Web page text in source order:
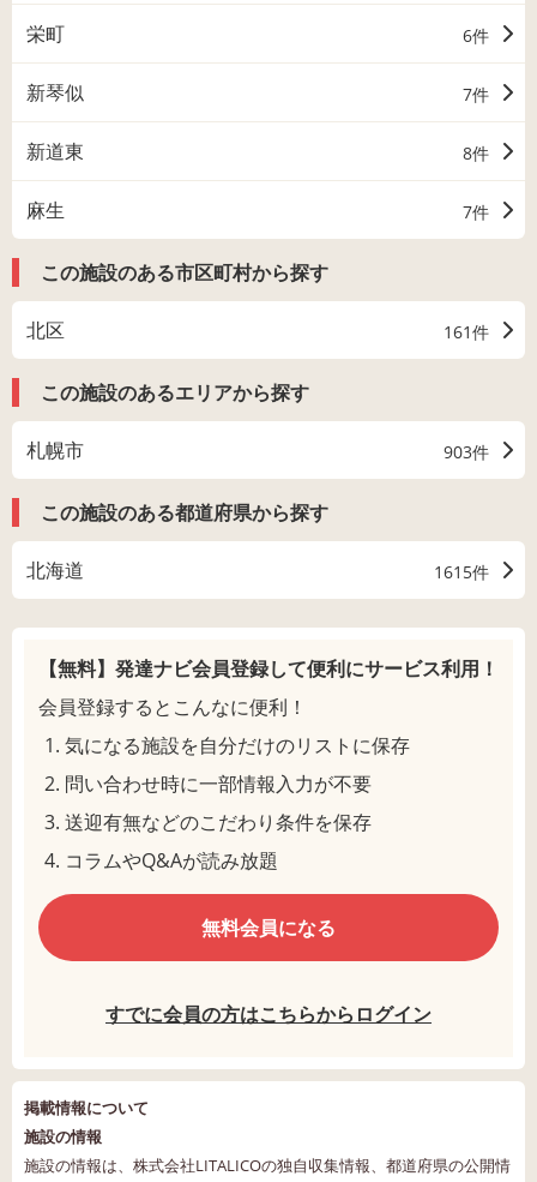
栄町 6件
新琴似 7件
新道東 8件
麻生 7件
この施設のある市区町村から探す
北区 161件
この施設のあるエリアから探す
札幌市 903件
この施設のある都道府県から探す
北海道 1615件
【無料】発達ナビ会員登録して便利にサービス利用！
会員登録するとこんなに便利！
気になる施設を自分だけのリストに保存
問い合わせ時に一部情報入力が不要
送迎有無などのこだわり条件を保存
コラムやQ&Aが読み放題
無料会員になる
すでに会員の方はこちらからログイン
掲載情報について
施設の情報
施設の情報は、株式会社LITALICOの独自収集情報、都道府県の公開情